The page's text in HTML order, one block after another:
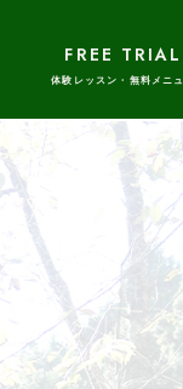
FREE TRIAL